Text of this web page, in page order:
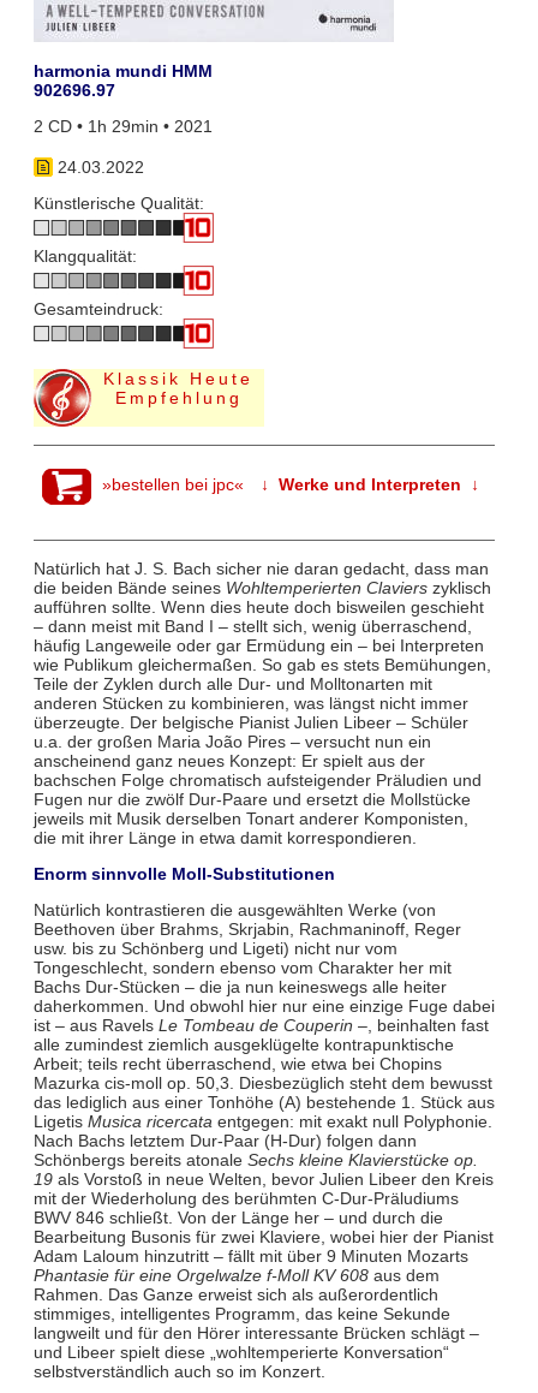
harmonia mundi HMM
902696.97
2 CD • 1h 29min • 2021
24.03.2022
Künstlerische Qualität:
Klangqualität:
Gesamteindruck:
Klassik Heute
Empfehlung
»bestellen bei jpc« ↓ Werke und Interpreten ↓
Natürlich hat J. S. Bach sicher nie daran gedacht, dass man
die beiden Bände seines Wohltemperierten Clavierszyklisch
aufführen sollte. Wenn dies heute doch bisweilen geschieht
– dann meist mit Band I – stellt sich, wenig überraschend,
häufig Langeweile oder gar Ermüdung ein – bei Interpreten
wie Publikum gleichermaßen. So gab es stets Bemühungen,
Teile der Zyklen durch alle Dur- und Molltonarten mit
anderen Stücken zu kombinieren, was längst nicht immer
überzeugte. Der belgische Pianist Julien Libeer – Schüler
u.a. der großen Maria João Pires – versucht nun ein
anscheinend ganz neues Konzept: Er spielt aus der
bachschen Folge chromatisch aufsteigender Präludien und
Fugen nur die zwölf Dur-Paare und ersetzt die Mollstücke
jeweils mit Musik derselben Tonart anderer Komponisten,
die mit ihrer Länge in etwa damit korrespondieren.
Enorm sinnvolle Moll-Substitutionen
Natürlich kontrastieren die ausgewählten Werke (von
Beethoven über Brahms, Skrjabin, Rachmaninoff, Reger
usw. bis zu Schönberg und Ligeti) nicht nur vom
Tongeschlecht, sondern ebenso vom Charakter her mit
Bachs Dur-Stücken – die ja nun keineswegs alle heiter
daherkommen. Und obwohl hier nur eine einzige Fuge dabei
ist – aus Ravels Le Tombeau de Couperin –, beinhalten fast
alle zumindest ziemlich ausgeklügelte kontrapunktische
Arbeit; teils recht überraschend, wie etwa bei Chopins
Mazurka cis-moll op. 50,3. Diesbezüglich steht dem bewusst
das lediglich aus einer Tonhöhe (A) bestehende 1. Stück aus
Ligetis Musica ricercataentgegen: mit exakt null Polyphonie.
Nach Bachs letztem Dur-Paar (H-Dur) folgen dann
Schönbergs bereits atonale Sechs kleine Klavierstücke op.
19als Vorstoß in neue Welten, bevor Julien Libeer den Kreis
mit der Wiederholung des berühmten C-Dur-Präludiums
BWV 846 schließt. Von der Länge her – und durch die
Bearbeitung Busonis für zwei Klaviere, wobei hier der Pianist
Adam Laloum hinzutritt – fällt mit über 9 Minuten Mozarts
Phantasie für eine Orgelwalze f-Moll KV 608aus dem
Rahmen. Das Ganze erweist sich als außerordentlich
stimmiges, intelligentes Programm, das keine Sekunde
langweilt und für den Hörer interessante Brücken schlägt –
und Libeer spielt diese „wohltemperierte Konversation“
selbstverständlich auch so im Konzert.